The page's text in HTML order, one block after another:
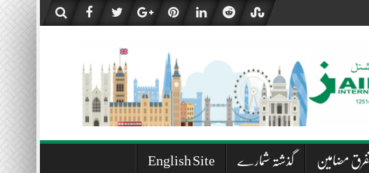
مضامین گذشتہ شمارے English Site